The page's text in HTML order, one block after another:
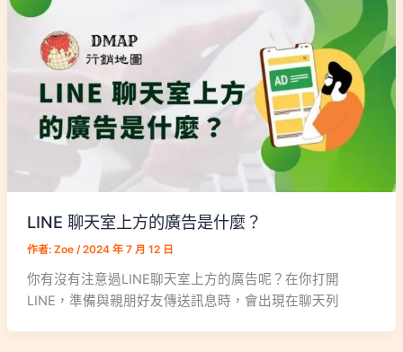
LINE 聊天室上方的廣告是什麼？
作者: Zoe /2024 年 7 月 12 日
你有沒有注意過LINE聊天室上方的廣告呢？在你打開
LINE，準備與親朋好友傳送訊息時，會出現在聊天列